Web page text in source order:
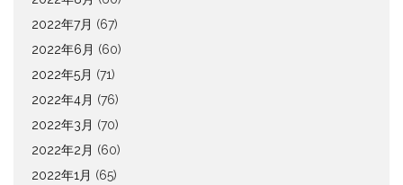
2022年7月 (67)
2022年6月 (60)
2022年5月 (71)
2022年4月 (76)
2022年3月 (70)
2022年2月 (60)
2022年1月 (65)